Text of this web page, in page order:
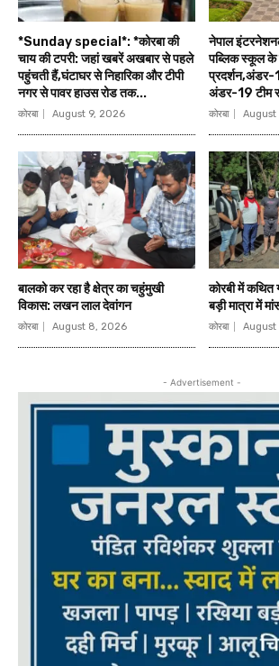
*Sunday special*: *कोरबा की
चाय की टपरी: जहां खबरें अखबार से पहले
पहुंचती हैं,घंटाघर से निहारिका और टीपी
नगर से पावर हाउस रोड तक...
कोरबा August 9, 2026
नेपाल
पब्लिक स्कूल के
प्रदर्शन,अंडर-
अंडर-19 टीम
कोरबा August
बालको कर रहा है क्षेत्र का चहुंमुखी
विकास: लखन लाल देवांगन
कोरबा August 8, 2026
कोरबी में कथित
बड़ी मात्रा में
कोरबा
- Advertisement -